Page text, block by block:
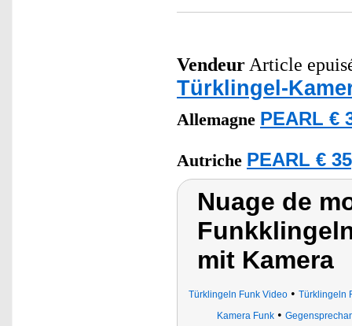
Vendeur Article
Türklingel-
Allemagne PEARL €
Autriche PEARL €
Nuage de
mit Kamera
Türklingeln Funk Video • Türklingeln
Kamera Funk•